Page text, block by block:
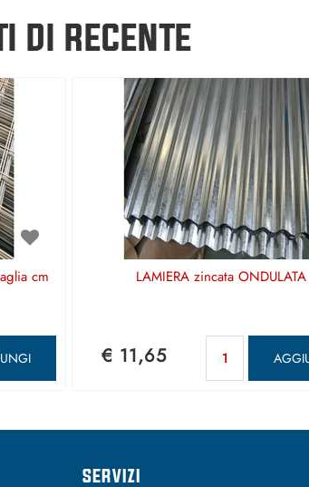
DI RECENTE
cm
LAMIERA zincata ONDULATA
€ 11,65
SERVIZI